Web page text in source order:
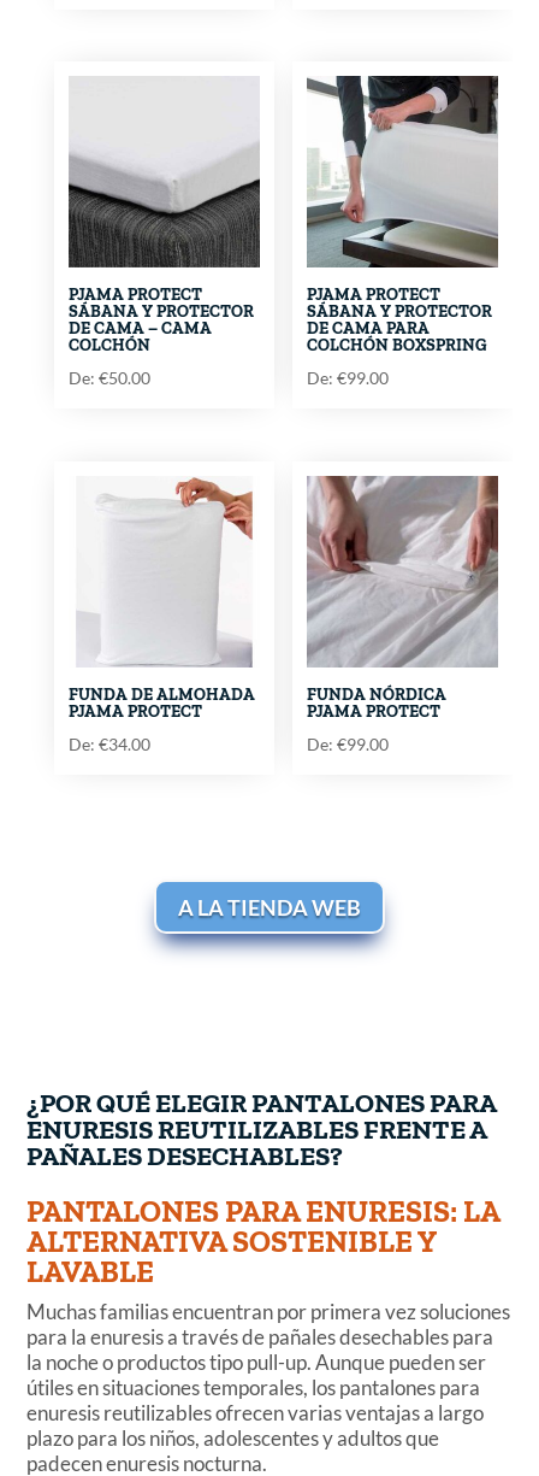
PJAMA PROTECT
SÁBANA Y PROTECTOR
DE CAMA – CAMA
COLCHÓN
De: €50.00
PJAMA PROTECT
SÁBANA Y PROTECTOR
DE CAMA PARA
COLCHÓN BOXSPRING
De: €99.00
FUNDA DE ALMOHADA
PJAMA PROTECT
De: €34.00
FUNDA NÓRDICA
PJAMA PROTECT
De: €99.00
A LA TIENDA WEB
¿POR QUÉ ELEGIR PANTALONES PARA
ENURESIS REUTILIZABLES FRENTE A
PAÑALES DESECHABLES?
PANTALONES PARA ENURESIS: LA
ALTERNATIVA SOSTENIBLE Y
LAVABLE
Muchas familias encuentran por primera vez soluciones
para la enuresis a través de pañales desechables para
la noche o productos tipo pull-up. Aunque pueden ser
útiles en situaciones temporales, los pantalones para
enuresis reutilizables ofrecen varias ventajas a largo
plazo para los niños, adolescentes y adultos que
padecen enuresis nocturna.